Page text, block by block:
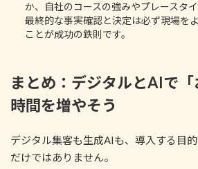
か、自社のコースの強みやプレースタ
最終的な事実確認と決定は必ず現場を
ことが成功の鉄則です。
まとめ：デジタルとAIで
時間を増やそう
デジタル集客も生成AIも、導入する目的
だけではありません。